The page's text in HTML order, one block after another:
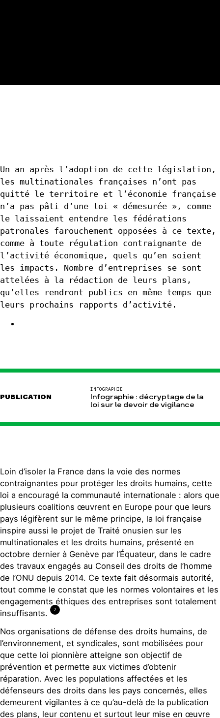
Un an après l’adoption de cette législation,
les multinationales françaises n’ont pas
quitté le territoire et l’économie française
n’a pas pâti d’une loi « démesurée », comme
le laissaient entendre les fédérations
patronales farouchement opposées à ce texte,
comme à toute régulation contraignante de
l’activité économique, quels qu’en soient
les impacts. Nombre d’entreprises se sont
attelées à la rédaction de leurs plans,
qu’elles rendront publics en même temps que
leurs prochains rapports d’activité.
PUBLICATION
INFOGRAPHIE
Infographie : décryptage de la
loi sur le devoir de vigilance
Loin d’isoler la France dans la voie des normes
contraignantes pour protéger les droits humains, cette
loi a encouragé la communauté internationale : alors que
plusieurs coalitions œuvrent en Europe pour que leurs
pays légifèrent sur le même principe, la loi française
inspire aussi le projet de Traité onusien sur les
multinationales et les droits humains, présenté en
octobre dernier à Genève par l’Équateur, dans le cadre
des travaux engagés au Conseil des droits de l’homme
de l’ONU depuis 2014. Ce texte fait désormais autorité,
tout comme le constat que les normes volontaires et les
engagements éthiques des entreprises sont totalement
insuffisants.
2
Nos organisations de défense des droits humains, de
l’environnement, et syndicales, sont mobilisées pour
que cette loi pionnière atteigne son objectif de
prévention et permette aux victimes d’obtenir
réparation. Avec les populations affectées et les
défenseurs des droits dans les pays concernés, elles
demeurent vigilantes à ce qu’au-delà de la publication
des plans, leur contenu et surtout leur mise en œuvre